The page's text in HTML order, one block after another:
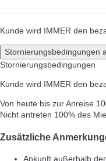
Kunde wird IMMER den
Stornierungsbedingungen
Stornierungsbedingungen
Kunde wird IMMER den
Von heute bis zur Anreise
Nicht antreten 100% des
Zusätzliche
Ankunft außerhalb